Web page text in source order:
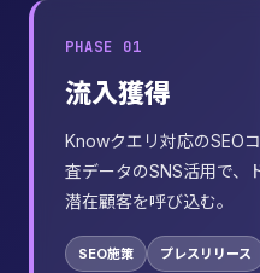
PHASE 01
流入獲得
Knowクエリ対応のSEO
査データのSNS活用で、
潜在顧客を呼び込む。
SEO施策 プレスリリース